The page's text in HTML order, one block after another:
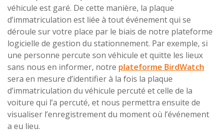
véhicule est garé. De cette manière, la plaque
d’immatriculation est liée à tout événement qui se
déroule sur votre place par le biais de notre plateforme
logicielle de gestion du stationnement. Par exemple, si
une personne percute son véhicule et quitte les lieux
sans nous en informer, notre plateforme BirdWatch
sera en mesure d’identifier à la fois la plaque
d’immatriculation du véhicule percuté et celle de la
voiture qui l’a percuté, et nous permettra ensuite de
visualiser l’enregistrement du moment où l’événement
a eu lieu.